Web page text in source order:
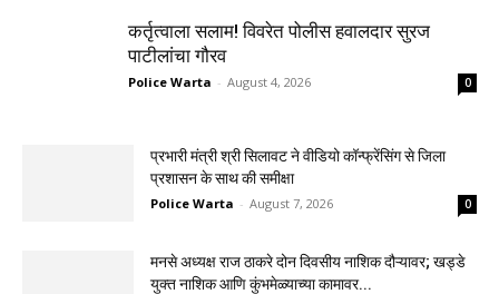
कर्तृत्वाला सलाम! विवरेत पोलीस हवालदार सुरज
पाटीलांचा गौरव
Police Warta - August 4, 2026 0
प्रभारी मंत्री श्री सिलावट ने वीडियो कॉन्फ्रेंसिंग से जिला
प्रशासन के साथ की समीक्षा
Police Warta - August 7, 2026 0
मनसे अध्यक्ष राज ठाकरे दोन दिवसीय नाशिक दौऱ्यावर; खड्डे
युक्त नाशिक आणि कुंभमेळ्याच्या कामावर...